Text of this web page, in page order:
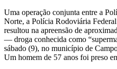
Uma operação conjunta entre a
Norte, a Polícia Rodoviária
resultou na apreensão de
— droga conhecida como
sábado (9), no município de
Um homem de 57 anos foi preso